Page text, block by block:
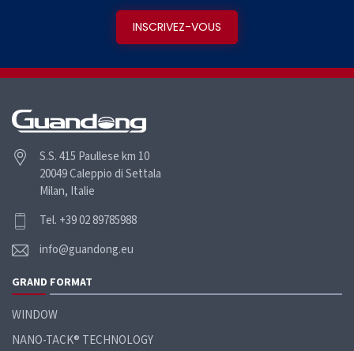
S.S. 415 Paullese km 10
20049 Caleppio di Settala
Milan, Italie
Tel. +39 02 89785988
info@guandong.eu
GRAND FORMAT
WINDOW
NANO-TACK® TECHNOLOGY